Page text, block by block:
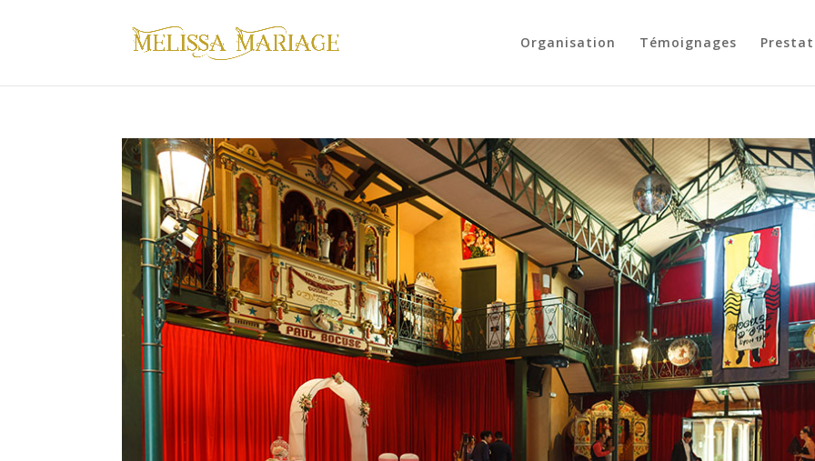
Organisation Témoignages